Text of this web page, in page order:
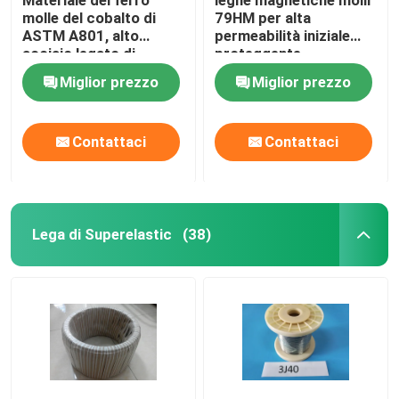
molle del cobalto di
ASTM A801, alto
acciaio legato di
saturazione magnetica
magneticoMiglior prezzo
Contattaci
79HM per alta
permeabilità iniziale
proteggente
magnetica
Miglior prezzo
Contattaci
Lega di Superelastic (38)